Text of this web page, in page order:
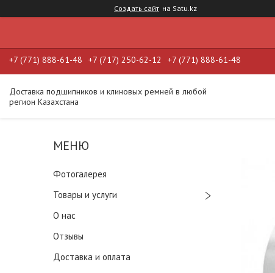
Создать сайт на Satu.kz
+7 (771) 888-61-48 +7 (717) 250-62-12 +7 (771) 888-61-48
Доставка подшипников и клиновых ремней в любой
регион Казахстана
Фотогалерея
Товары и услуги
О нас
Отзывы
Доставка и оплата